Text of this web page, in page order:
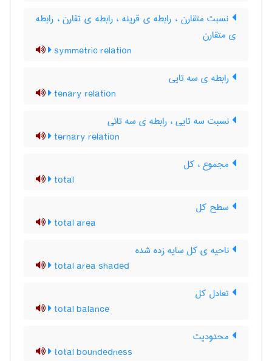
نسبت متقارن ، رابطه ی قرینه ، رابطه ی تقارن ، رابطه
ی متقارن
symmetric relation
رابطه ی سه تایی
tenary relation
نسبت سه تایی ، رابطه ی سه تائی
ternary relation
مجموع ، کل
total
سطح کل
total area
ناحیه ی کل سایه زده شده
total area shaded
تعادل کل
total balance
محدودیت
total boundedness